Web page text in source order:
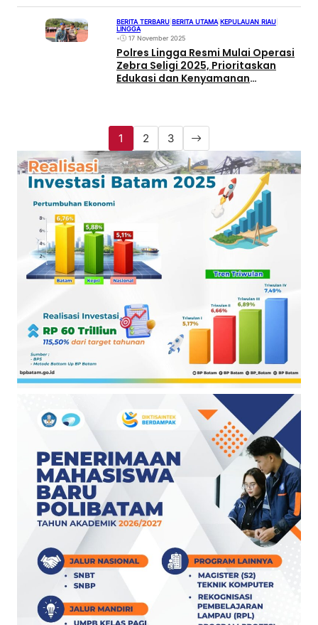
BERITA TERBARU BERITA UTAMA KEPULAUAN RIAU
LINGGA
•
17 November 2025
Polres Lingga Resmi Mulai Operasi
Zebra Seligi 2025, Prioritaskan
Edukasi dan Kenyamanan
1 2 3